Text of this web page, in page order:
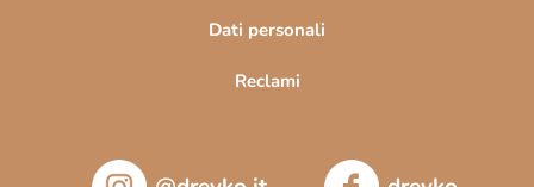
Dati personali
Reclami